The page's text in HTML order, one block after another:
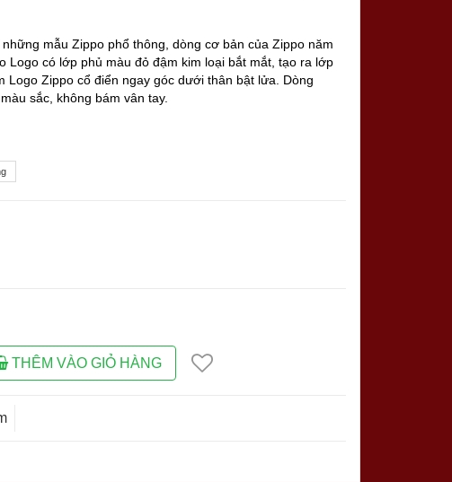
mẫu Zippo phổ thông, dòng cơ bản của Zippo năm
Logo có lớp phủ màu đỏ đậm kim loại bắt mắt, tạo ra lớp
Logo Zippo cổ điển ngay góc dưới thân bật lửa. Dòng
sắc, không bám vân tay.
THÊM VÀO GIỎ HÀNG